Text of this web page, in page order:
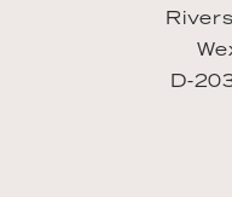
D-